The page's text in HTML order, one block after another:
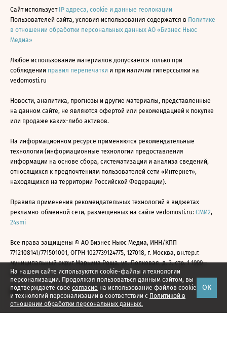
На нашем сайте используются cookie-файлы и технологии
персонализации. Продолжая пользоваться данным сайтом, вы
подтверждаете свое согласие на использование файлов cookie
и технологий персонализации в соответствии с Политикой в
отношении обработки персональных данных.
ОК
Сайт использует IP адреса, cookie и данные геолокации
Пользователей сайта, условия использования содержатся в Политике
в отношении обработки персональных данных АО «Бизнес Ньюс
Медиа»
Любое использование материалов допускается только при
соблюдении правил перепечатки и при наличии гиперссылки на
vedomosti.ru
Новости, аналитика, прогнозы и другие материалы, представленные
на данном сайте, не являются офертой или рекомендацией к покупке
или продаже каких-либо активов.
На информационном ресурсе применяются рекомендательные
технологии (информационные технологии предоставления
информации на основе сбора, систематизации и анализа сведений,
относящихся к предпочтениям пользователей сети «Интернет»,
находящихся на территории Российской Федерации).
Правила применения рекомендательных технологий в виджетах
рекламно-обменной сети, размещенных на сайте vedomosti.ru: СМИ2,
24smi
Все права защищены © АО Бизнес Ньюс Медиа, ИНН/КПП
7712108141/771501001, ОГРН 1027739124775, 127018, г. Москва, вн.тер.г.
муниципальный округ Марьина Роща, ул. Полковая, д. 3, стр. 1 1999—
2026